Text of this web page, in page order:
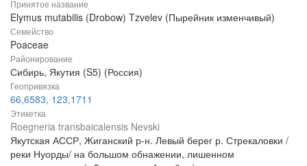
Принятое название
Elymus mutabilis (Drobow) Tzvelev (Пырейник изменчивый)
Семейство
Poaceae
Районирование
Сибирь, Якутия (S5) (Россия)
Геопривязка
66,6583, 123,1711
Этикетка
Roegneria transbaicalensis Nevski
Якутская АССР, Жиганский р-н. Левый берег р. Стрекаловки /
реки Нуорды/ на большом обнажении, лишенном